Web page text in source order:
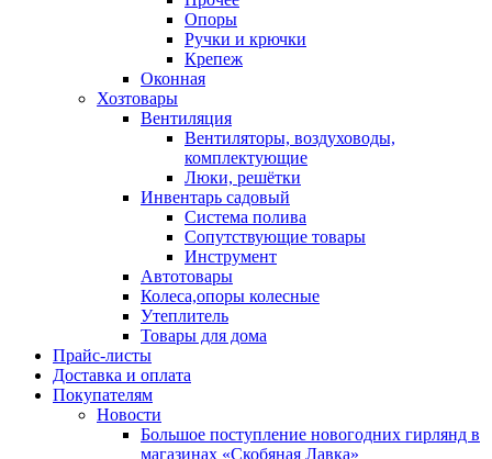
Опоры
Ручки и крючки
Крепеж
Оконная
Хозтовары
Вентиляция
Вентиляторы, воздуховоды,
комплектующие
Люки, решётки
Инвентарь садовый
Система полива
Сопутствующие товары
Инструмент
Автотовары
Колеса,опоры колесные
Утеплитель
Товары для дома
Прайс-листы
Доставка и оплата
Покупателям
Новости
Большое поступление новогодних гирлянд в
магазинах «Скобяная Лавка»